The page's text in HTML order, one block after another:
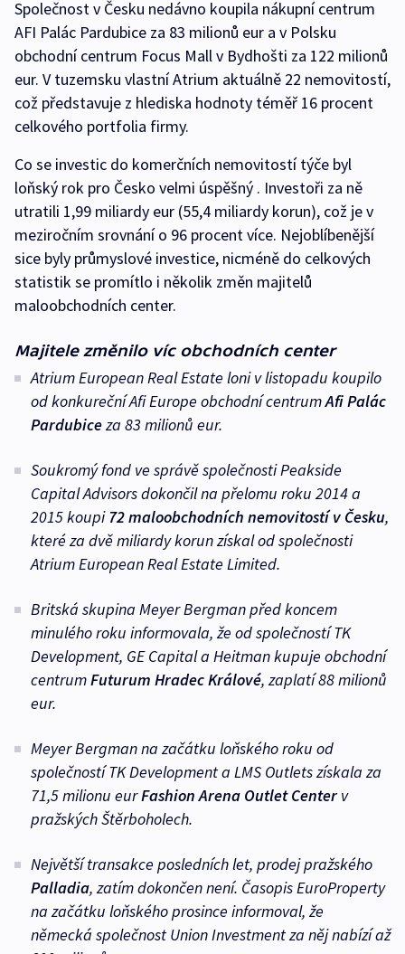
Společnost v Česku nedávno koupila nákupní centrum
AFI Palác Pardubice za 83 milionů eur a v Polsku
obchodní centrum Focus Mall v Bydhošti za 122 milionů
eur. V tuzemsku vlastní Atrium aktuálně 22 nemovitostí,
což představuje z hlediska hodnoty téměř 16 procent
celkového portfolia firmy.
Co se investic do komerčních nemovitostí týče byl
loňský rok pro Česko velmi úspěšný . Investoři za ně
utratili 1,99 miliardy eur (55,4 miliardy korun), což je v
meziročním srovnání o 96 procent více. Nejoblíbenější
sice byly průmyslové investice, nicméně do celkových
statistik se promítlo i několik změn majitelů
maloobchodních center.
Majitele změnilo víc obchodních center
Atrium European Real Estate loni v listopadu koupilo
od konkureční Afi Europe obchodní centrumAfi Palác
Pardubiceza 83 milionů eur.
Soukromý fond ve správě společnosti Peakside
Capital Advisors dokončil na přelomu roku 2014 a
2015 koupi 72 maloobchodních nemovitostí v Česku,
které za dvě miliardy korun získal od společnosti
Atrium European Real Estate Limited.
Britská skupina Meyer Bergman před koncem
minulého roku informovala, že od společností TK
Development, GE Capital a Heitman kupuje obchodní
centrumFuturum Hradec Králové, zaplatí 88 milionů
eur.
Meyer Bergman na začátku loňského roku od
společností TK Development a LMS Outlets získala za
71,5 milionu eurFashion Arena Outlet Center v
pražských Štěrboholech.
Největší transakce posledních let, prodej pražského
Palladia, zatím dokončen není. Časopis EuroProperty
na začátku loňského prosince informoval, že
německá společnost Union Investment za něj nabízí až